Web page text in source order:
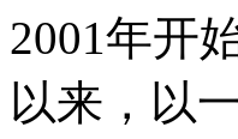
2001年开
以来，以